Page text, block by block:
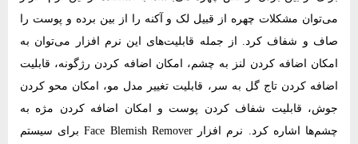
می‌توان مشکلات چهره از قبیل لک و آکنه را از بین برده و پوست را
صاف و شفاف کرد. از جمله قابلیت‌های این نرم‌ افزار می‌توان به
امکان اضافه کردن لنز به چشم، امکان اضافه کردن رژگونه، قابلیت
اضافه کردن تاج گل به سر، قابلیت تغییر مدل مو، امکان محو کردن
جوش، قابلیت شفاف کردن پوست و امکان اضافه کردن مژه به
چشم‌ها اشاره کرد. نرم‌ افزار Face Blemish Remover برای سیستم